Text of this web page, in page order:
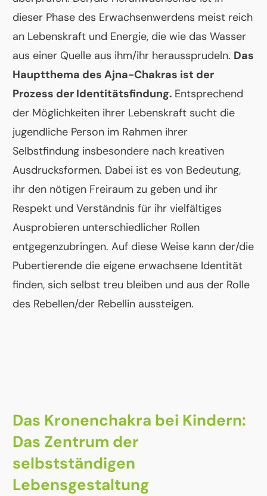
dieser Phase des Erwachsenwerdens meist reich
an Lebenskraft und Energie, die wie das Wasser
aus einer Quelle aus ihm/ihr heraussprudeln. Das
Hauptthema des Ajna-Chakras ist der
Prozess der Identitätsfindung. Entsprechend
der Möglichkeiten ihrer Lebenskraft sucht die
jugendliche Person im Rahmen ihrer
Selbstfindung insbesondere nach kreativen
Ausdrucksformen. Dabei ist es von Bedeutung,
ihr den nötigen Freiraum zu geben und ihr
Respekt und Verständnis für ihr vielfältiges
Ausprobieren unterschiedlicher Rollen
entgegenzubringen. Auf diese Weise kann der/die
Pubertierende die eigene erwachsene Identität
finden, sich selbst treu bleiben und aus der Rolle
des Rebellen/der Rebellin aussteigen.
Das Kronenchakra bei Kindern:
Das Zentrum der
selbstständigen
Lebensgestaltung